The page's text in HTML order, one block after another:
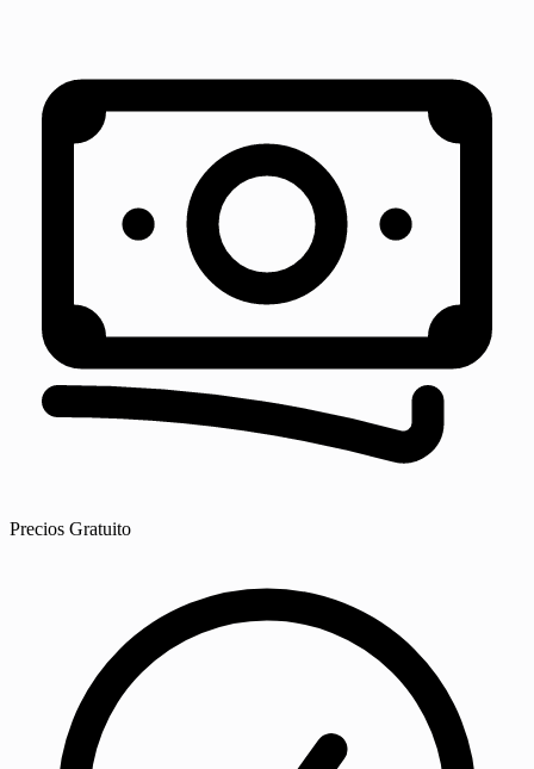
Precios Gratuito